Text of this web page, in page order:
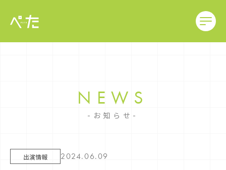
NEWS
お知らせ
出演情報 2024.06.09